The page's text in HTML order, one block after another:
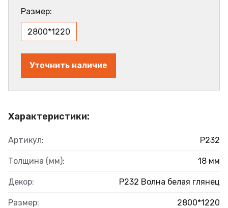
Характеристики:
Артикул: Р232
Толщина (мм): 18 мм
Декор: Р232 Волна белая глянец
Размер: 2800*1220
Размер:
2800*1220
Уточнить наличие